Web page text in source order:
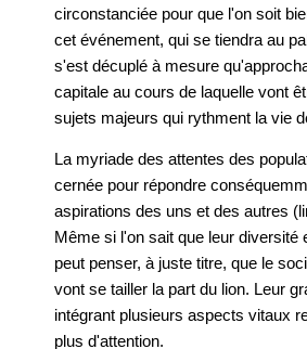
circonstanciée pour que l'on soit
cet événement, qui se tiendra au
s'est décuplé à mesure
capitale au cours de laquelle vont
sujets majeurs qui rythment la vie
La myriade des attentes des
cernée pour répondre
aspirations des uns et des autres
Même si l'on sait que leur diversité
peut penser, à juste titre, que le
vont se tailler la part du lion. Leur
intégrant plusieurs aspects vitaux
plus d'attention.